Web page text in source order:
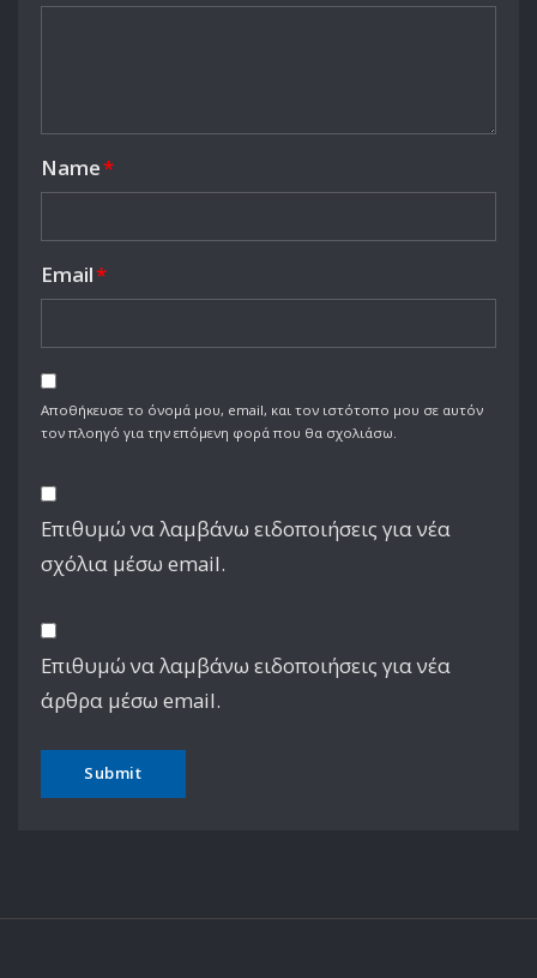
Name*
Email*
Αποθήκευσε το όνομά μου, email, και τον ιστότοπο μου σε αυτόν
τον πλοηγό για την επόμενη φορά που θα σχολιάσω.
Επιθυμώ να λαμβάνω ειδοποιήσεις για νέα
σχόλια μέσω email.
Επιθυμώ να λαμβάνω ειδοποιήσεις για νέα
άρθρα μέσω email.